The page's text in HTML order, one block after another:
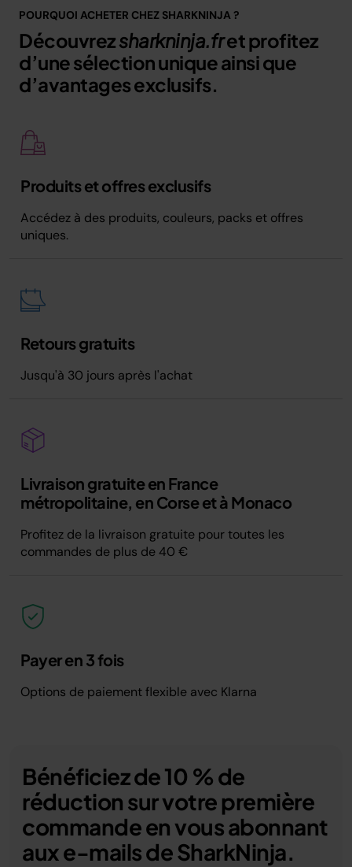
POURQUOI ACHETER CHEZ SHARKNINJA ?
Découvrezsharkninja.fret profitez
d’une sélection unique ainsi que
d’avantages exclusifs.
Produits et offres exclusifs
Accédez à des produits, couleurs, packs et offres
uniques.
Retours gratuits
Jusqu'à 30 jours après l'achat
Livraison gratuite en France
métropolitaine, en Corse et à Monaco
Profitez de la livraison gratuite pour toutes les
commandes de plus de 40 €
Payer en 3 fois
Options de paiement flexible avec Klarna
Bénéficiez de 10 % de
réduction sur votre première
commande en vous abonnant
aux e-mails de SharkNinja.